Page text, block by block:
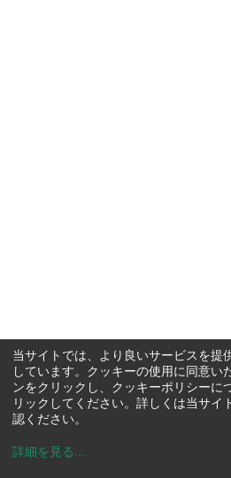
当サイトでは、より良いサービスを提
しています。クッキーの使用に同意い
ンをクリックし、クッキーポリシーに
リックしてください。詳しくは当サイ
認ください。
詳細を見る ...